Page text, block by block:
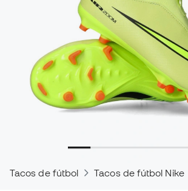
Tacos de fútbol Tacos de fútbol Nike